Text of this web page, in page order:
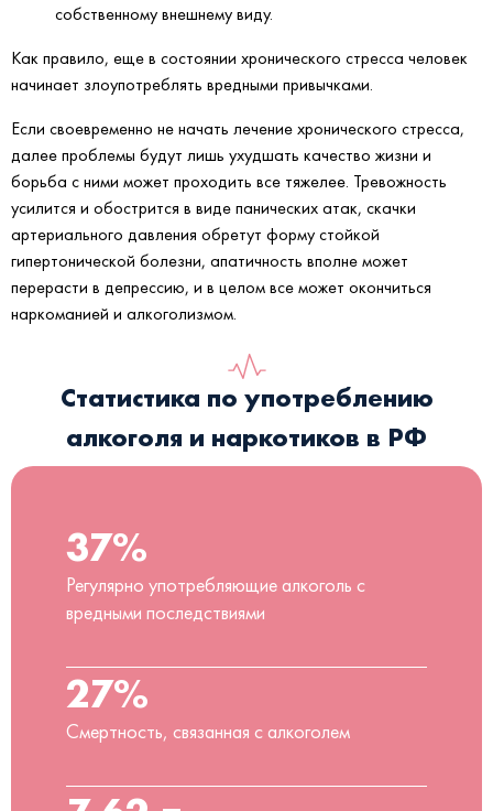
собственному внешнему виду.
Как правило, еще в состоянии хронического стресса человек
начинает злоупотреблять вредными привычками.
Если своевременно не начать лечение хронического стресса,
далее проблемы будут лишь ухудшать качество жизни и
борьба с ними может проходить все тяжелее. Тревожность
усилится и обострится в виде панических атак, скачки
артериального давления обретут форму стойкой
гипертонической болезни, апатичность вполне может
перерасти в депрессию, и в целом все может окончиться
наркоманией и алкоголизмом.
Статистика по употреблению
алкоголя и наркотиков в РФ
37%
Регулярно употребляющие алкоголь с
вредными последствиями
27%
Смертность, связанная с алкоголем